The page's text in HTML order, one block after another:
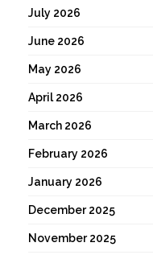
July 2026
June 2026
May 2026
April 2026
March 2026
February 2026
January 2026
December 2025
November 2025